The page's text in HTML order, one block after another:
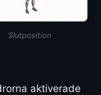
Slutposition
aktiverade